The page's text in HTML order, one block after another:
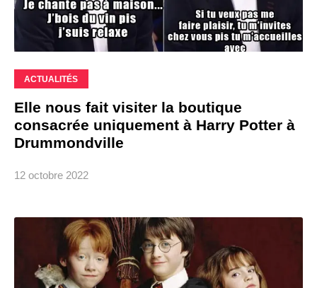
ACTUALITÉS
Elle nous fait visiter la boutique
consacrée uniquement à Harry Potter à
Drummondville
12 octobre 2022